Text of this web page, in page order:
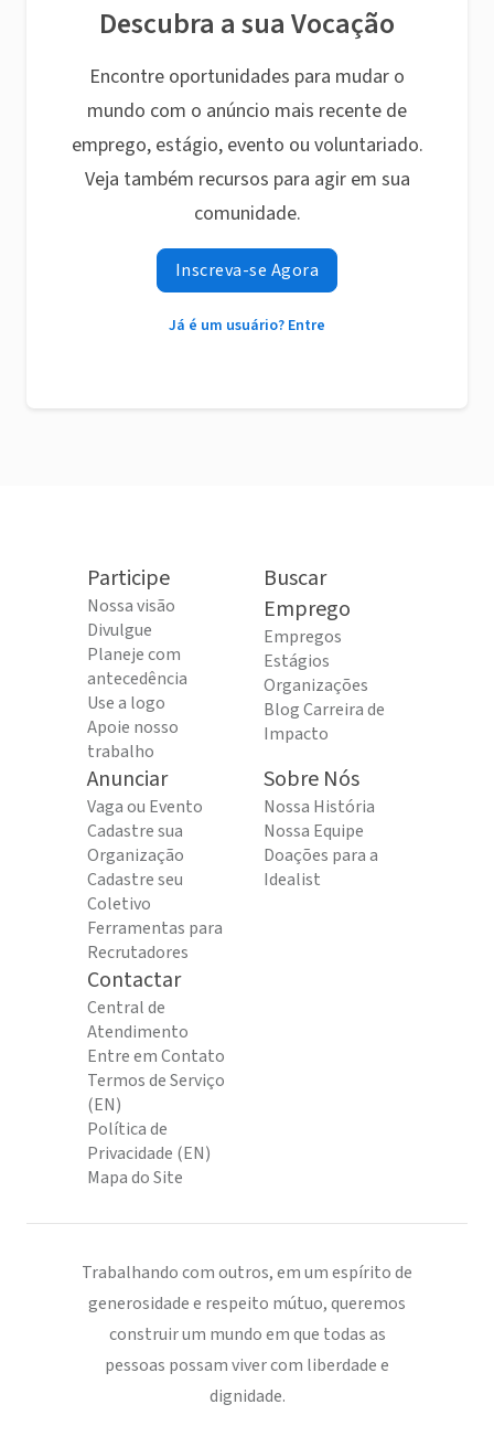
Descubra a sua Vocação
Encontre oportunidades para mudar o
mundo com o anúncio mais recente de
emprego, estágio, evento ou voluntariado.
Veja também recursos para agir em sua
comunidade.
Inscreva-se Agora
Já é um usuário? Entre
Participe
Nossa visão
Divulgue
Planeje com
antecedência
Use a logo
Apoie nosso
trabalho
Buscar
Emprego
Empregos
Estágios
Organizações
Blog Carreira de
Impacto
Anunciar
Vaga ou Evento
Cadastre sua
Organização
Cadastre seu
Coletivo
Ferramentas para
Recrutadores
Sobre Nós
Nossa História
Nossa Equipe
Doações para a
Idealist
Contactar
Central de
Atendimento
Entre em Contato
Termos de Serviço
(EN)
Política de
Privacidade (EN)
Mapa do Site
Trabalhando com outros, em um espírito de
generosidade e respeito mútuo, queremos
construir um mundo em que todas as
pessoas possam viver com liberdade e
dignidade.